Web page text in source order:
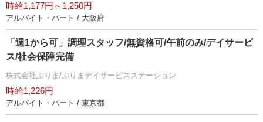
時給1,177円～1,250円
アルバイト・パート / 大阪府
「週1から可」調理スタッフ/無資格可/午前のみ/デイサービ
ス/社会保障完備
株式会社ぷりま/ぷりまデイサービスステーション
時給1,226円
アルバイト・パート / 東京都